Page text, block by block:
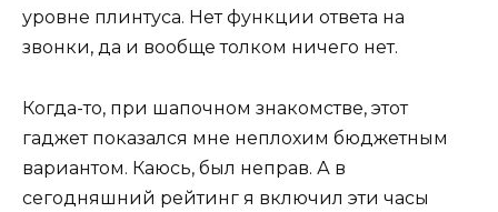
уровне плинтуса. Нет функции ответа на
звонки, да и вообще толком ничего нет.
Когда-то, при шапочном знакомстве, этот
гаджет показался мне неплохим бюджетным
вариантом. Каюсь, был неправ. А в
сегодняшний рейтинг я включил эти часы